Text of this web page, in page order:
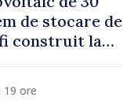
de stocare de
construit la
19 ore